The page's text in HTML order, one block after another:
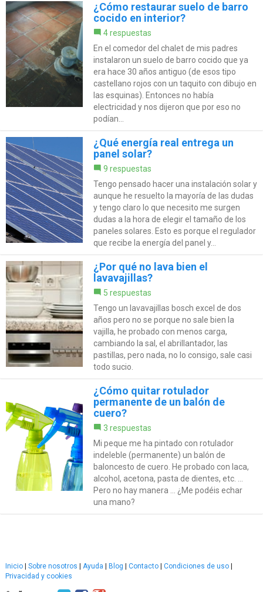
¿Cómo restaurar suelo de barro
cocido en interior?
4 respuestas
En el comedor del chalet de mis padres
instalaron un suelo de barro cocido que ya
era hace 30 años antiguo (de esos tipo
castellano rojos con un taquito con dibujo en
las esquinas). Entonces no había
electricidad y nos dijeron que por eso no
podían...
¿Qué energía real entrega un
panel solar?
9 respuestas
Tengo pensado hacer una instalación solar y
aunque he resuelto la mayoría de las dudas
y tengo claro lo que necesito me surgen
dudas a la hora de elegir el tamaño de los
paneles solares. Esto es porque el regulador
que recibe la energía del panel y...
¿Por qué no lava bien el
lavavajillas?
5 respuestas
Tengo un lavavajillas bosch excel de dos
años pero no se porque no sale bien la
vajilla, he probado con menos carga,
cambiando la sal, el abrillantador, las
pastillas, pero nada, no lo consigo, sale casi
todo sucio.
¿Cómo quitar rotulador
permanente de un balón de
cuero?
3 respuestas
Mi peque me ha pintado con rotulador
indeleble (permanente) un balón de
baloncesto de cuero. He probado con laca,
alcohol, acetona, pasta de dientes, etc. ...
Pero no hay manera ... ¿Me podéis echar
una mano?
Inicio Sobre nosotros Ayuda Blog Contacto Condiciones de uso
Privacidad y cookies